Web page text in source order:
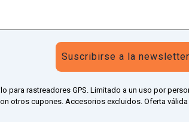
Suscribirse a la newsletter
para rastreadores GPS. Limitado a un uso por
otros cupones. Accesorios excluidos. Oferta válida